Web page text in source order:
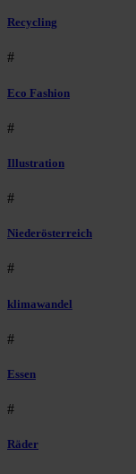
Recycling
#
Eco Fashion
#
Illustration
#
Niederösterreich
#
klimawandel
#
Essen
#
Räder